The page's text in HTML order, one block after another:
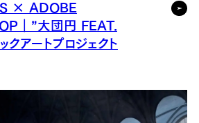
× ADOBE
｜”大団円 FEAT.
クアートプロジェクト